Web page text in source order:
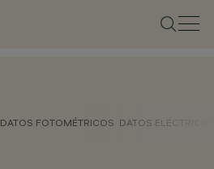
DATOS FOTOMÉTRICOS DATOS